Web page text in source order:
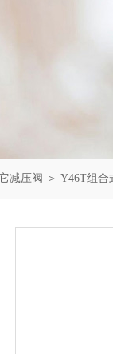
减压阀 ＞ Y46T组合